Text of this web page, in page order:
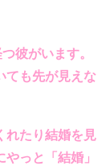
彼がいます。
ても先が見えな
れたり結婚を見
っと「結婚」